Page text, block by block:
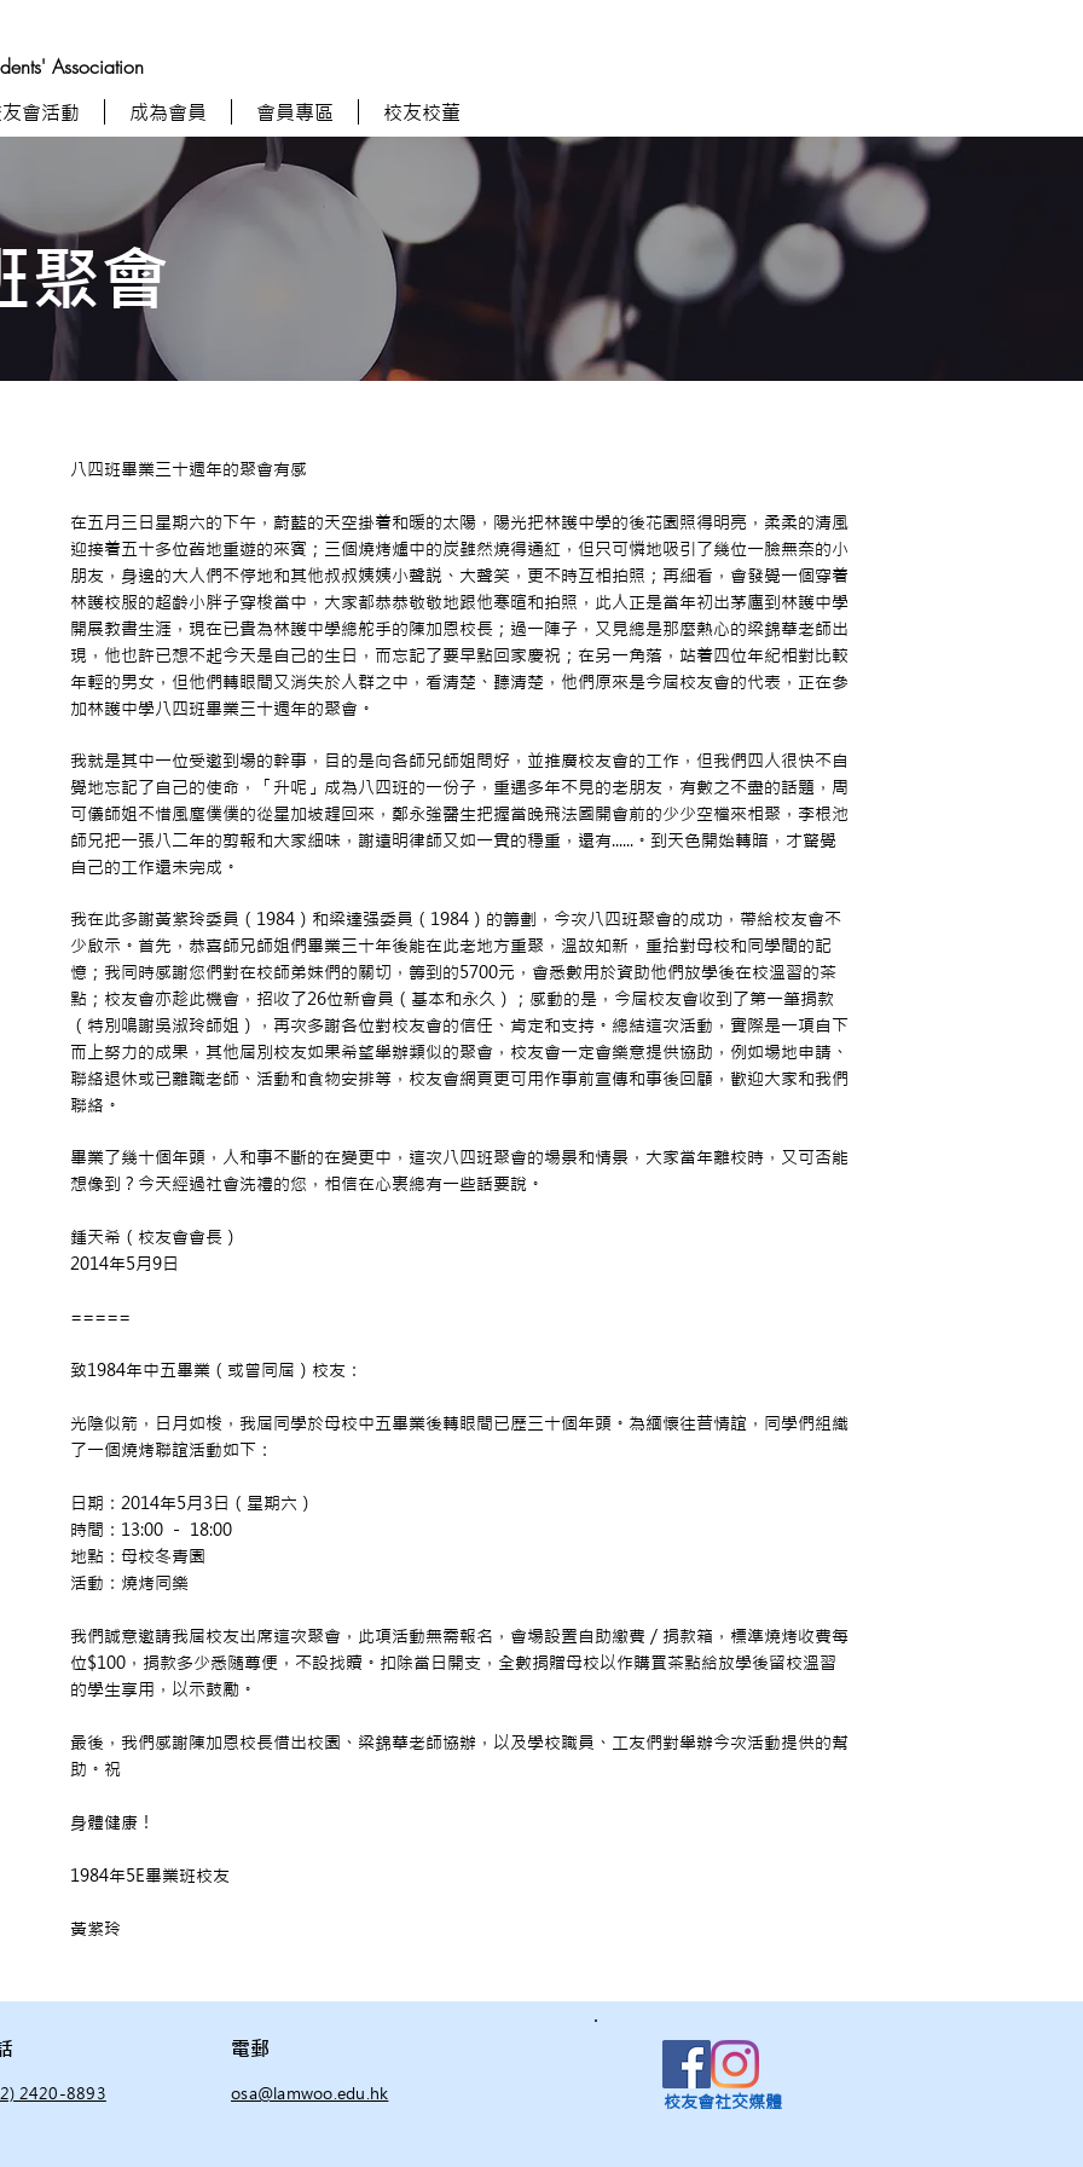
Association
會活動 成為會員 會員專區 校友校董
聚會
八四班畢業三十週年的聚會有感
在五月三日星期六的下午，蔚藍的天空掛着和暖的太陽，陽光把林護中學的後花園照得明亮，柔柔的清風
迎接着五十多位舊地重遊的來賓；三個燒烤爐中的炭雖然燒得通紅，但只可憐地吸引了幾位一臉無奈的小
朋友，身邊的大人們不停地和其他叔叔姨姨小聲説、大聲笑，更不時互相拍照；再細看，會發覺一個穿着
林護校服的超齡小胖子穿梭當中，大家都恭恭敬敬地跟他寒暄和拍照，此人正是當年初出茅廬到林護中學
開展教書生涯，現在已貴為林護中學總舵手的陳加恩校長；過一陣子，又見總是那麼熱心的梁錦華老師出
現，他也許已想不起今天是自己的生日，而忘記了要早點回家慶祝；在另一角落，站着四位年紀相對比較
年輕的男女，但他們轉眼間又消失於人群之中，看清楚、聽清楚，他們原來是今屆校友會的代表，正在參
加林護中學八四班畢業三十週年的聚會。
我就是其中一位受邀到場的幹事，目的是向各師兄師姐問好，並推廣校友會的工作，但我們四人很快不自
覺地忘記了自己的使命，「升呢」成為八四班的一份子，重遇多年不見的老朋友，有數之不盡的話題，周
可儀師姐不惜風塵僕僕的從星加坡趕回來，鄭永強醫生把握當晚飛法國開會前的少少空檔來相聚，李根池
師兄把一張八二年的剪報和大家細味，謝遠明律師又如一貫的穩重，還有......。到天色開始轉暗，才驚覺
自己的工作還未完成。
我在此多謝黃紫玲委員（1984）和梁達强委員（1984）的籌劃，今次八四班聚會的成功，帶給校友會不
少啟示。首先，恭喜師兄師姐們畢業三十年後能在此老地方重聚，溫故知新，重拾對母校和同學間的記
憶；我同時感謝您們對在校師弟妹們的關切，籌到的5700元，會悉數用於資助他們放學後在校溫習的茶
點；校友會亦趁此機會，招收了26位新會員（基本和永久）；感動的是，今屆校友會收到了第一筆捐款
（特別鳴謝吳淑玲師姐），再次多謝各位對校友會的信任、肯定和支持。總結這次活動，實際是一項自下
而上努力的成果，其他屆別校友如果希望舉辦類似的聚會，校友會一定會樂意提供協助，例如場地申請、
聯絡退休或已離職老師、活動和食物安排等，校友會網頁更可用作事前宣傳和事後回顧，歡迎大家和我們
聯絡。
畢業了幾十個年頭，人和事不斷的在變更中，這次八四班聚會的場景和情景，大家當年離校時，又可否能
想像到？今天經過社會洗禮的您，相信在心裏總有一些話要說。
鍾天希（校友會會長）
2014年5月9日
=====
致1984年中五畢業（或曾同屆）校友：
光陰似箭，日月如梭，我屆同學於母校中五畢業後轉眼間已歷三十個年頭。為緬懷往昔情誼，同學們組織
了一個燒烤聯誼活動如下：
日期：2014年5月3日（星期六）
時間：13:00 - 18:00
地點：母校冬青園
活動：燒烤同樂
我們誠意邀請我屆校友出席這次聚會，此項活動無需報名，會場設置自助繳費／捐款箱，標準燒烤收費每
位$100，捐款多少悉隨尊便，不設找贖。扣除當日開支，全數捐贈母校以作購買茶點給放學後留校溫習
的學生享用，以示鼓勵。
最後，我們感謝陳加恩校長借出校園、梁錦華老師協辦，以及學校職員、工友們對舉辦今次活動提供的幫
助。祝
身體健康！
1984年5E畢業班校友
黃紫玲
電郵
2420-8893 osa@lamwoo.edu.hk 校友會社交媒體